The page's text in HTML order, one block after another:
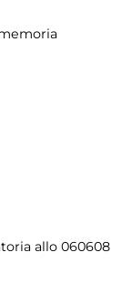
allo 060608